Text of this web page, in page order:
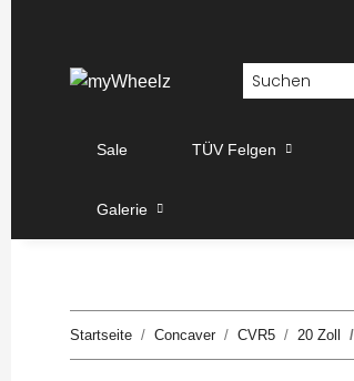
Sale TÜV Felgen
Galerie
Startseite Concaver CVR5 20 Zoll